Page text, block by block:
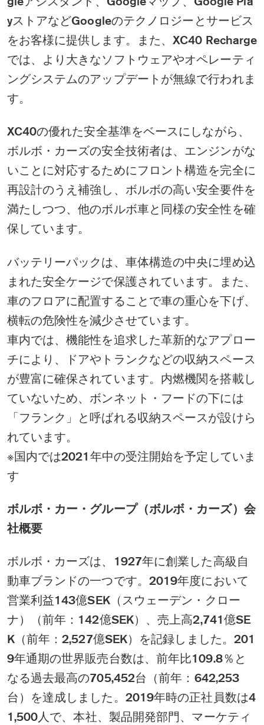
yストアなどGoogleのテクノロジーとサービス
をお客様に提供します。また、XC40 Recharge
では、より大きなソフトウェアやオペレーティ
ングシステムのアップデートが無線で行われま
す。
XC40の優れた安全基準をベースにしながら、
ボルボ・カーズの安全技術者は、エンジンがな
いことに対応するためにフロント構造を完全に
再設計のうえ補強し、ボルボの高い安全要件を
満たしつつ、他のボルボ車と同様の安全性を確
保しています。
バッテリーパックは、車体構造の中央に埋め込
まれた安全ケージで保護されています。また、
車のフロアに配置することで車の重心を下げ、
横転の危険性を減少させています。
車内では、機能性を追求した革新的なアプロー
チにより、ドアやトランクなどの収納スペース
が豊富に確保されています。内燃機関を搭載し
ていないため、ボンネット・フードの下には
「フランク」と呼ばれる収納スペースが設けら
れています。
※国内では2021年中の受注開始を予定していま
す
ボルボ・カー・グループ（ボルボ・カーズ）会
社概要
ボルボ・カーズは、1927年に創業した高級自
動車ブランドの一つです。2019年度において
営業利益143億SEK（スウェーデン・クロー
ナ）（前年：142億SEK）、売上高2,741億SE
K（前年：2,527億SEK）を記録しました。201
9年通期の世界販売台数は、前年比109.8％と
なる過去最高の705,452台（前年：642,253
台）を達成しました。2019年時の正社員数は4
1,500人で、本社、製品開発部門、マーケティ